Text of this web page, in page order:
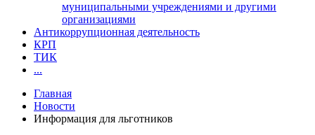
муниципальными учреждениями и другими
организациями
Антикоррупционная деятельность
КРП
ТИК
...
Главная
Новости
Информация для льготников